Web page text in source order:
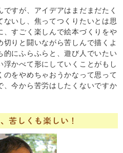
すが、アイデアはまだまだたく
ないし、焦ってつくりたいとは思
、すごく楽しんで絵本づくりをや
りと闘いながら苦しんで描くよ
的にふらふらと、遊び人でいたい
かべて形にしていくことがもし
のをやめちゃおうかなって思って
、今から苦労はしたくないですか
苦しくも楽しい！